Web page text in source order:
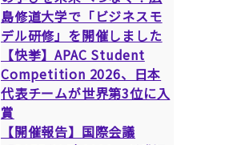
島修道大学で「ビジネスモ
デル研修」を開催しました
【快挙】APAC Student
Competition 2026、日本
代表チームが世界第3位に入
賞
【開催報告】国際会議